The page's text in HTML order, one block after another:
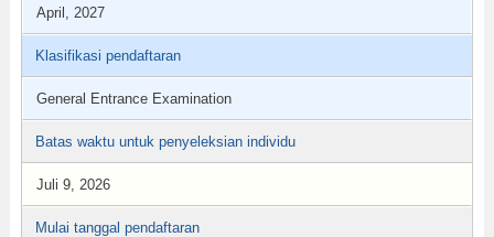
April, 2027
Klasifikasi pendaftaran
General Entrance Examination
Batas waktu untuk penyeleksian individu
Juli 9, 2026
Mulai tanggal pendaftaran